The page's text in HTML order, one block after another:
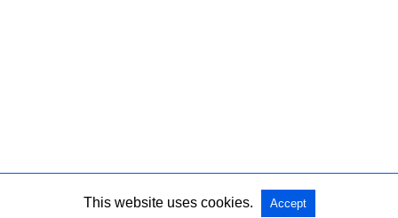
This website uses cookies. Accept